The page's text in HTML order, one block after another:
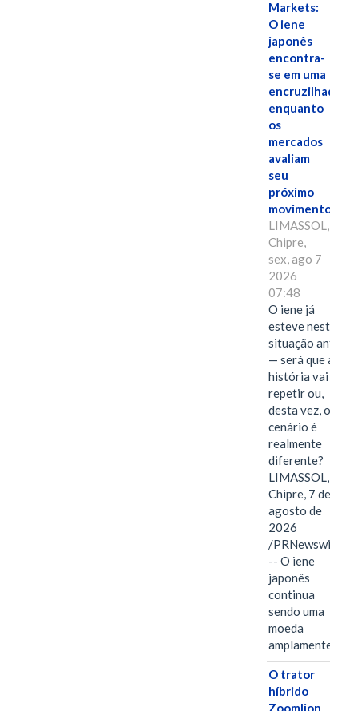
Markets:
O iene
japonês
encontra-
se em uma
encruzilhada
enquanto
os
mercados
avaliam
seu
próximo
movimento.
LIMASSOL,
Chipre,
sex, ago 7
2026
07:48
O iene já
esteve nesta
situação antes
— será que a
história vai se
repetir ou,
desta vez, o
cenário é
realmente
diferente?
LIMASSOL,
Chipre, 7 de
agosto de
2026
/PRNewswire/
-- O iene
japonês
continua
sendo uma
moeda
amplamente…
O trator
híbrido
Zoomlion